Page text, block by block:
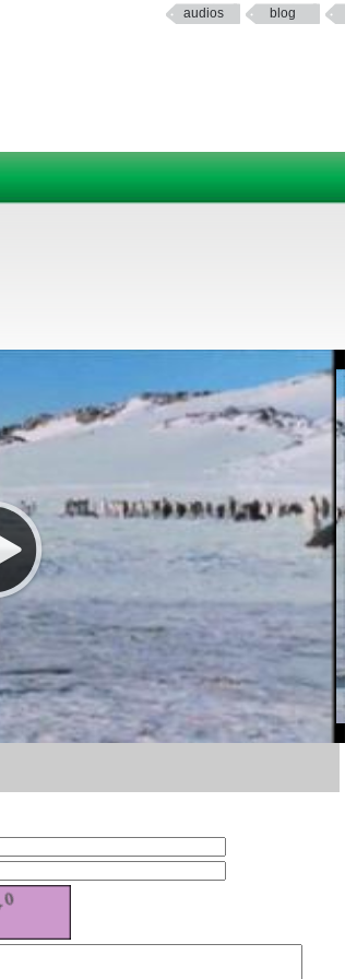
audios blog